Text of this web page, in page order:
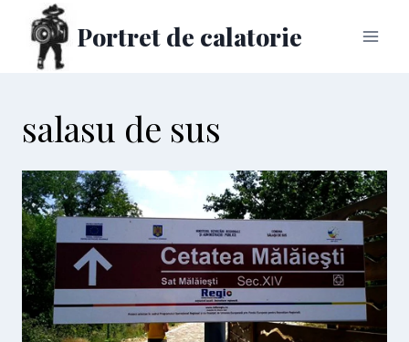
content
Portret de calatorie
salasu de sus